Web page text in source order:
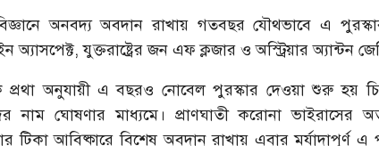
অনবদ্য অবদান রাখায় গতবছর যৌথভাবে এ
অ্যাসপেক্ট, যুক্তরাষ্ট্রের জন এফ ক্লজার ও অস্ট্রিয়ার অ্যান্টন
প্রথা অনুযায়ী এ বছরও নোবেল পুরস্কার দেওয়া শুরু হয়
নাম ঘোষণার মাধ্যমে। প্রাণঘাতী করোনা
টিকা আবিষ্কারে বিশেষ অবদান রাখায় এবার মর্যাদাপূর্ণ এ